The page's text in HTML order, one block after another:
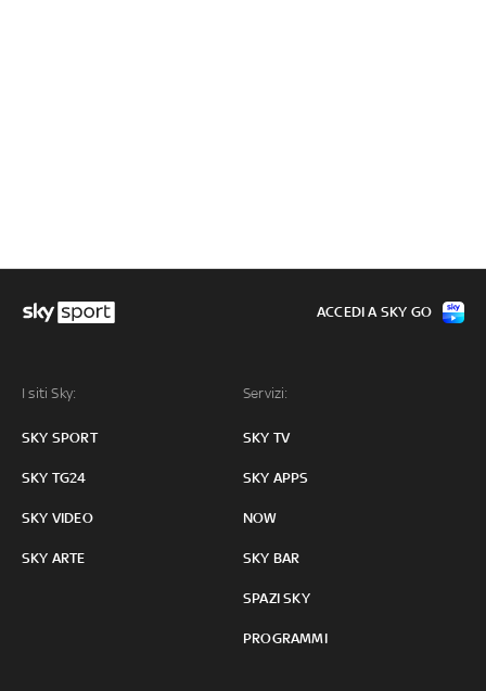
I siti Sky:
SKY SPORT
SKY TG24
SKY VIDEO
SKY ARTE
Servizi:
SKY TV
SKY APPS
NOW
SKY BAR
SPAZI SKY
PROGRAMMI
ACCEDI A SKY GO